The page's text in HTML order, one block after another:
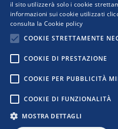
COPYRIGHT © 2019
reti
il sito utilizzerà solo i cookie
informazioni sui cookie utilizzati
consulta la Cookie policy
COOKIE STRETTAMENTE
COOKIE DI PRESTAZIONE
COOKIE PER PUBBLICITÀ
COOKIE DI FUNZIONALITÀ
MOSTRA DETTAGLI